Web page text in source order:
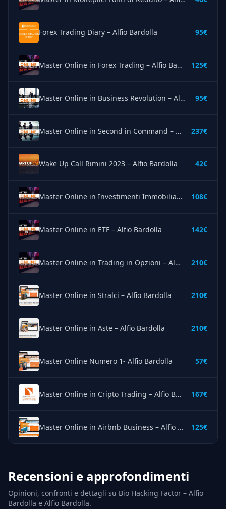
Forex Trading Diary – Alfio Bardolla 95€
Master Online in Forex Trading – Alfio Bardolla 125€
Master Online in Business Revolution – Alfio Bardolla 95€
Master Online in Second in Command – Alfio Bardolla 237€
Wake Up Call Rimini 2023 – Alfio Bardolla 42€
Master Online in Investimenti Immobiliari – Alfio Bardolla 108€
Master Online in ETF – Alfio Bardolla 142€
Master Online in Trading in Opzioni – Alfio Bardolla 210€
Master Online in Stralci – Alfio Bardolla 210€
Master Online in Aste – Alfio Bardolla 210€
Master Online Numero 1- Alfio Bardolla 57€
Master Online in Cripto Trading – Alfio Bardolla 167€
Master Online in Airbnb Business – Alfio Bardolla 125€
Recensioni e approfondimenti
Opinioni, confronti e dettagli su Bio Hacking Factor – Alfio
Bardolla e Alfio Bardolla.